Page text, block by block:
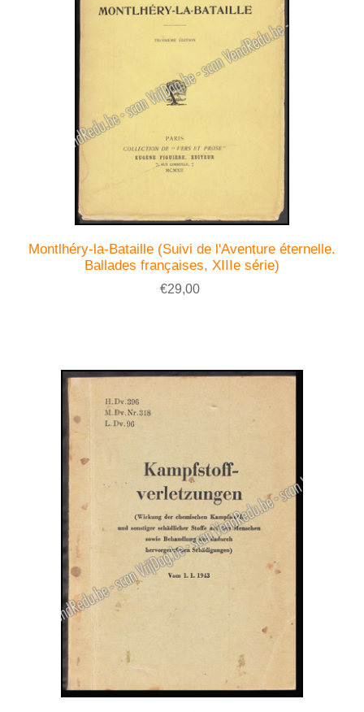
Montlhéry-la-Bataille (Suivi de l'Aventure éternelle.
Ballades françaises, XIIIe série)
€29,00